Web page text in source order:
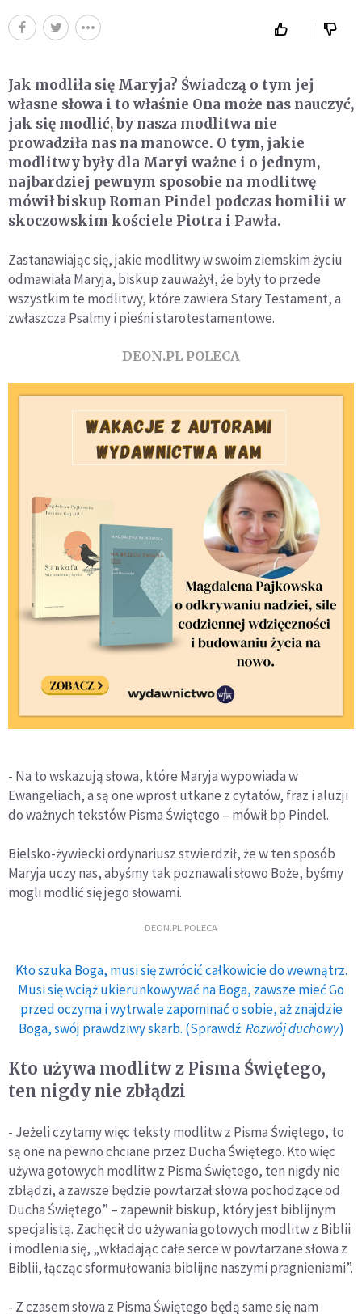
Jak modliła się Maryja? Świadczą o tym jej
własne słowa i to właśnie Ona może nas nauczyć,
jak się modlić, by nasza modlitwa nie
prowadziła nas na manowce. O tym, jakie
modlitwy były dla Maryi ważne i o jednym,
najbardziej pewnym sposobie na modlitwę
mówił biskup Roman Pindel podczas homilii w
skoczowskim kościele Piotra i Pawła.
Zastanawiając się, jakie modlitwy w swoim ziemskim życiu
odmawiała Maryja, biskup zauważył, że były to przede
wszystkim te modlitwy, które zawiera Stary Testament, a
zwłaszcza Psalmy i pieśni starotestamentowe.
DEON.PL POLECA
- Na to wskazują słowa, które Maryja wypowiada w
Ewangeliach, a są one wprost utkane z cytatów, fraz i aluzji
do ważnych tekstów Pisma Świętego – mówił bp Pindel.
Bielsko-żywiecki ordynariusz stwierdził, że w ten sposób
Maryja uczy nas, abyśmy tak poznawali słowo Boże, byśmy
mogli modlić się jego słowami.
DEON.PL POLECA
Kto szuka Boga, musi się zwrócić całkowicie do wewnątrz.
Musi się wciąż ukierunkowywać na Boga, zawsze mieć Go
przed oczyma i wytrwale zapominać o sobie, aż znajdzie
Boga, swój prawdziwy skarb. (Sprawdź:Rozwój duchowy)
Kto używa modlitw z Pisma Świętego,
ten nigdy nie zbłądzi
- Jeżeli czytamy więc teksty modlitw z Pisma Świętego, to
są one na pewno chciane przez Ducha Świętego. Kto więc
używa gotowych modlitw z Pisma Świętego, ten nigdy nie
zbłądzi, a zawsze będzie powtarzał słowa pochodzące od
Ducha Świętego” – zapewnił biskup, który jest biblijnym
specjalistą. Zachęcił do używania gotowych modlitw z Biblii
i modlenia się, „wkładając całe serce w powtarzane słowa z
Biblii, łącząc sformułowania biblijne naszymi pragnieniami”.
- Z czasem słowa z Pisma Świętego będą same się nam